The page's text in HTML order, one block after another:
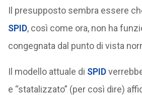
Il presupposto sembra essere
SPID, così come ora, non ha
congegnata dal punto di vista
Il modello attuale di SPID
e “statalizzato” (per così dire)